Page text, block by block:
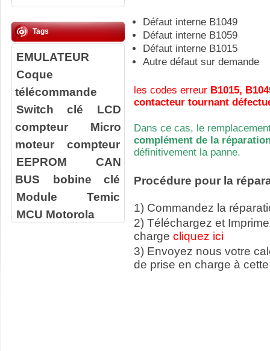
Tags
EMULATEUR
Coque
télécommande
Switch clé
LCD
compteur
Micro
moteur compteur
EEPROM
CAN
BUS
bobine clé
Module Temic
MCU Motorola
Défaut interne B1049
Défaut interne B1059
Défaut interne B1015
Autre défaut sur demande
les codes erreur B1015,
contacteur tournant
Dans ce cas, le
complément de la
définitivement la panne.
Procédure pour la
1) Commandez la
2) Téléchargez et
charge cliquez ici
3) Envoyez nous votre
de prise en charge à